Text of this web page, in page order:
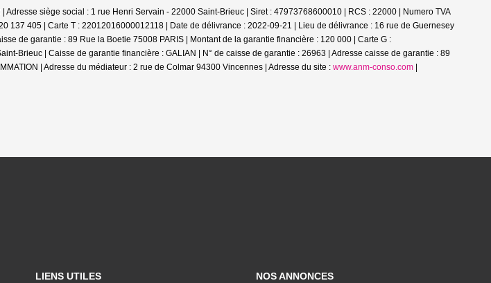
siège social : 1 rue Henri Servain - 22000 Saint-Brieuc | Siret : 47973768600010 | RCS : 22000 | Numero TVA
137 405 | Carte T : 22012016000012118 | Date de délivrance : 2022-09-21 | Lieu de délivrance : 16 rue de Guernesey
de garantie : 89 Rue la Boetie 75008 PARIS | Montant de la garantie financière : 120 000 | Carte G :
Brieuc | Caisse de garantie financière : GALIAN | N° de caisse de garantie : 26963 | Adresse caisse de garantie : 89
| Adresse du médiateur : 2 rue de Colmar 94300 Vincennes | Adresse du site : www.anm-conso.com
LIENS UTILES NOS ANNONCES